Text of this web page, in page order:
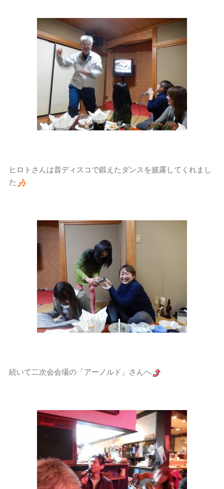
ヒロトさんは昔ディスコで鍛えたダンスを披露してくれまし
た
続いて二次会会場の「アーノルド」さんへ